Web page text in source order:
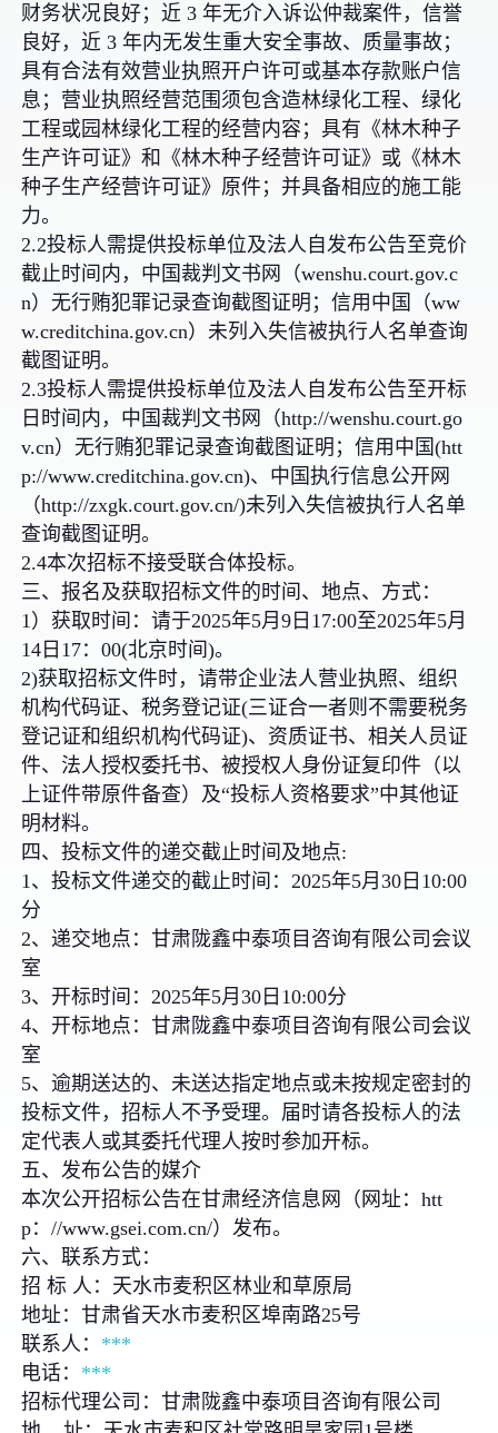
财务状况良好；近 3 年无介入诉讼仲裁案件，信誉
良好，近 3 年内无发生重大安全事故、质量事故；
具有合法有效营业执照开户许可或基本存款账户信
息；营业执照经营范围须包含造林绿化工程、绿化
工程或园林绿化工程的经营内容；具有《林木种子
生产许可证》和《林木种子经营许可证》或《林木
种子生产经营许可证》原件；并具备相应的施工能
力。
2.2投标人需提供投标单位及法人自发布公告至竞价
截止时间内，中国裁判文书网（wenshu.court.gov.c
n）无行贿犯罪记录查询截图证明；信用中国（ww
w.creditchina.gov.cn）未列入失信被执行人名单查询
截图证明。
2.3投标人需提供投标单位及法人自发布公告至开标
日时间内，中国裁判文书网（http://wenshu.court.go
v.cn）无行贿犯罪记录查询截图证明；信用中国(htt
p://www.creditchina.gov.cn)、中国执行信息公开网
（http://zxgk.court.gov.cn/)未列入失信被执行人名单
查询截图证明。
2.4本次招标不接受联合体投标。
三、报名及获取招标文件的时间、地点、方式：
1）获取时间：请于2025年5月9日17:00至2025年5月
14日17：00(北京时间)。
2)获取招标文件时，请带企业法人营业执照、组织
机构代码证、税务登记证(三证合一者则不需要税务
登记证和组织机构代码证)、资质证书、相关人员证
件、法人授权委托书、被授权人身份证复印件（以
上证件带原件备查）及“投标人资格要求”中其他证
明材料。
四、投标文件的递交截止时间及地点:
1、投标文件递交的截止时间：2025年5月30日10:00
分
2、递交地点：甘肃陇鑫中泰项目咨询有限公司会议
室
3、开标时间：2025年5月30日10:00分
4、开标地点：甘肃陇鑫中泰项目咨询有限公司会议
室
5、逾期送达的、未送达指定地点或未按规定密封的
投标文件，招标人不予受理。届时请各投标人的法
定代表人或其委托代理人按时参加开标。
五、发布公告的媒介
本次公开招标公告在甘肃经济信息网（网址：htt
p：//www.gsei.com.cn/）发布。
六、联系方式：
招 标 人：天水市麦积区林业和草原局
地址：甘肃省天水市麦积区埠南路25号
联系人： ***
电话： ***
招标代理公司：甘肃陇鑫中泰项目咨询有限公司